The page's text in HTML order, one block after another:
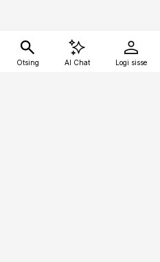
Otsing AI Chat Logi sisse